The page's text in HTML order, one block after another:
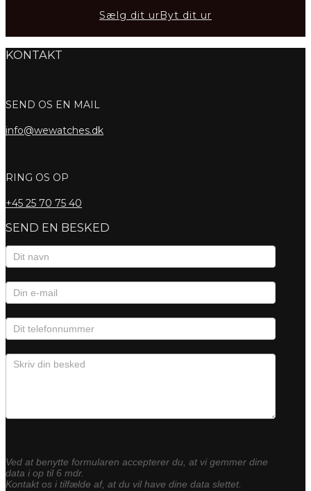
Sælg dit urByt dit ur
KONTAKT
SEND OS EN MAIL
info@wewatches.dk
RING OS OP
+45 25 70 75 40
SEND EN BESKED
Kontaktformular
Ved at benytte formularen accepterer du, at vi gemmer dine
data i op til 6 mdr.
Kontakt os i tilfælde af, at du vil have dine data slettet.